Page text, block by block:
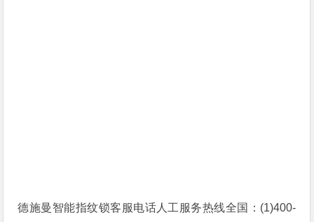
德施曼智能指纹锁客服电话人工服务热线全国：(1)400-